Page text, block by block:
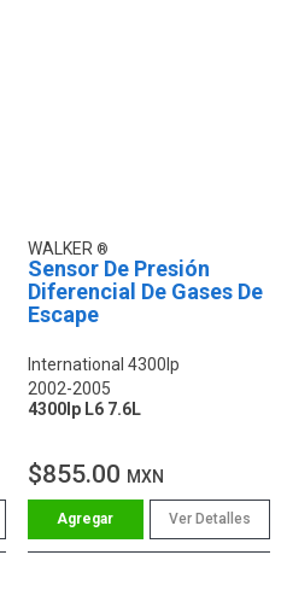
WALKER
Sensor De Presión
Diferencial De Gases De
Escape
International 4300lp
2002-2005
4300lp L6 7.6L
$855.00 MXN
Ver Detalles